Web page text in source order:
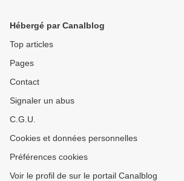
Hébergé par Canalblog
Top articles
Pages
Contact
Signaler un abus
C.G.U.
Cookies et données personnelles
Préférences cookies
Voir le profil de sur le portail Canalblog